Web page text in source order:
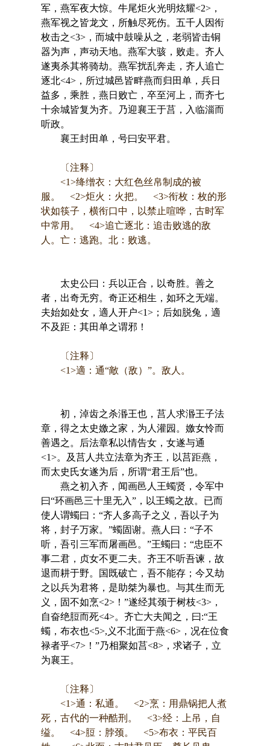
军，燕军夜大惊。牛尾炬火光明炫耀<2>，
燕军视之皆龙文，所触尽死伤。五千人因衔
枚击之<3>，而城中鼓噪从之，老弱皆击铜
器为声，声动天地。燕军大骇，败走。齐人
遂夷杀其将骑劫。燕军扰乱奔走，齐人追亡
逐北<4>，所过城邑皆畔燕而归田单，兵日
益多，乘胜，燕日败亡，卒至河上，而齐七
十余城皆复为齐。乃迎襄王于莒，入临淄而
听政。
襄王封田单，号曰安平君。
〔注释〕
<1>绛缯衣：大红色丝帛制成的被
服。 <2>炬火：火把。 <3>衔枚：枚的形
状如筷子，横衔口中，以禁止喧哗，古时军
中常用。 <4>追亡逐北：追击败逃的敌
人。亡：逃跑。北：败逃。
太史公曰：兵以正合，以奇胜。善之
者，出奇无穷。奇正还相生，如环之无端。
夫始如处女，適人开户<1>；后如脱兔，適
不及距：其田单之谓邪！
〔注释〕
<1>適：通“敵（敌）”。敌人。
初，淖齿之杀湣王也，莒人求湣王子法
章，得之太史嬓之家，为人灌园。嬓女怜而
善遇之。后法章私以情告女，女遂与通
<1>。及莒人共立法章为齐王，以莒距燕，
而太史氏女遂为后，所谓“君王后”也。
燕之初入齐，闻画邑人王蠋贤，令军中
曰“环画邑三十里无入”，以王蠋之故。已而
使人谓蠋曰：“齐人多高子之义，吾以子为
将，封子万家。”蠋固谢。燕人曰：“子不
听，吾引三军而屠画邑。”王蠋曰：“忠臣不
事二君，贞女不更二夫。齐王不听吾谏，故
退而耕于野。国既破亡，吾不能存；今又劫
之以兵为君将，是助桀为暴也。与其生而无
义，固不如烹<2>！”遂经其颈于树枝<3>，
自奋绝脰而死<4>。齐亡大夫闻之，曰:“王
蠋，布衣也<5>,义不北面于燕<6>，况在位食
禄者乎<7>！”乃相聚如莒<8>，求诸子，立
为襄王。
〔注释〕
<1>通：私通。 <2>烹：用鼎锅把人煮
死，古代的一种酷刑。 <3>经：上吊，自
缢。 <4>脰：脖颈。 <5>布衣：平民百